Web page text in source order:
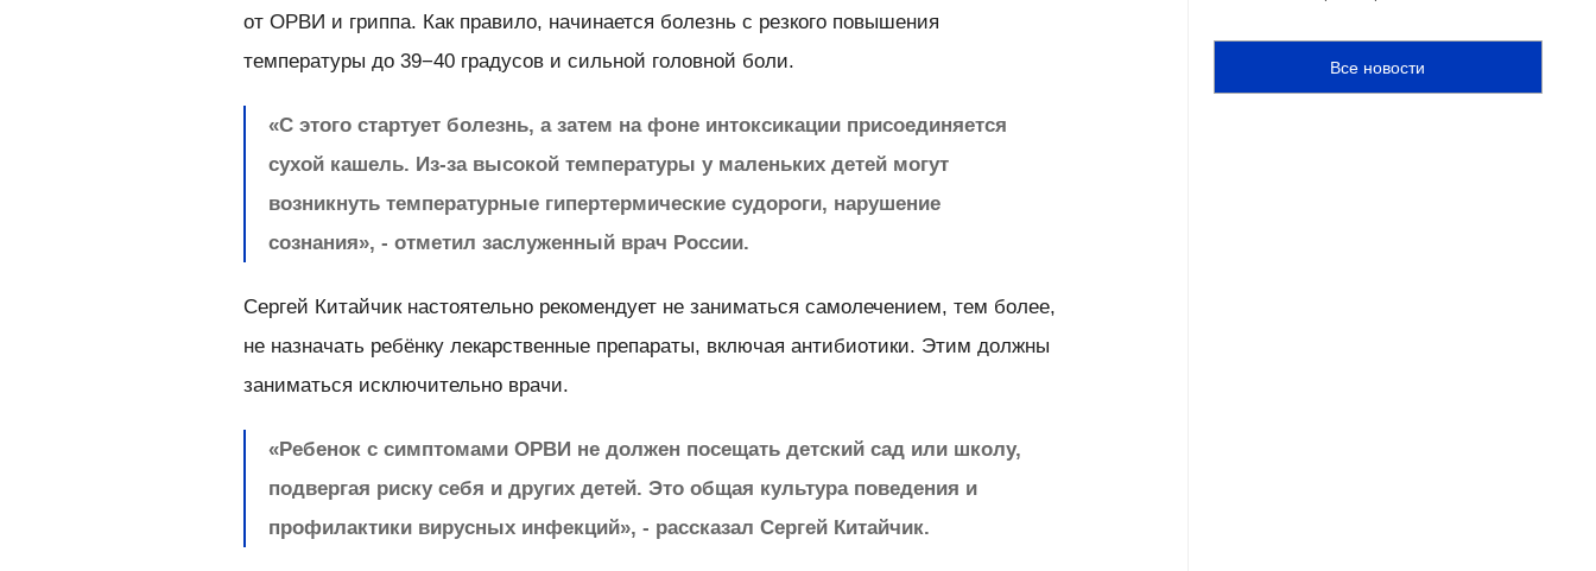
от ОРВИ и гриппа. Как правило, начинается болезнь с резкого повышения
температуры до 39−40 градусов и сильной головной боли.
«С этого стартует болезнь, а затем на фоне интоксикации присоединяется
сухой кашель. Из-за высокой температуры у маленьких детей могут
возникнуть температурные гипертермические судороги, нарушение
сознания», - отметил заслуженный врач России.
Сергей Китайчик настоятельно рекомендует не заниматься самолечением, тем более,
не назначать ребёнку лекарственные препараты, включая антибиотики. Этим должны
заниматься исключительно врачи.
«Ребенок с симптомами ОРВИ не должен посещать детский сад или школу,
подвергая риску себя и других детей. Это общая культура поведения и
профилактики вирусных инфекций», - рассказал Сергей Китайчик.
Все новости